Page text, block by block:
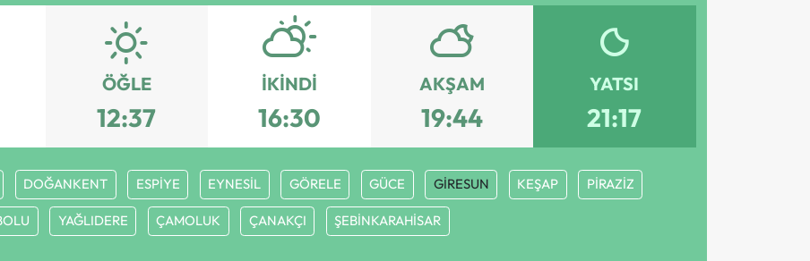
ÖĞLE
12:37
İKINDI
16:30
AKŞAM
19:44
YATSI
21:17
DOĞANKENT ESPİYE EYNESİL GÖRELE GÜCE GİRESUN KEŞAP PİRAZİZ
YAĞLIDERE ÇAMOLUK ÇANAKÇI ŞEBİNKARAHİSAR